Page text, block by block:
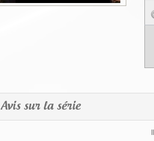
Avis sur la série